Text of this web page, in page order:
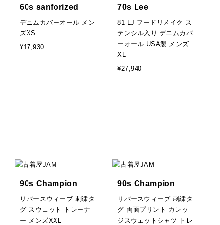
60s sanforized
デニムカバーオール メン
ズXS
¥17,930
70s Lee
81-LJ フードリメイク ス
テンシル入り デニムカバ
ーオール USA製 メンズ
XL
¥27,940
90s Champion
リバースウィーブ 刺繍タ
グ スウェット トレーナ
ー メンズXXL
90s Champion
リバースウィーブ 刺繍タ
グ 両面プリント カレッ
ジスウェットシャツ トレ